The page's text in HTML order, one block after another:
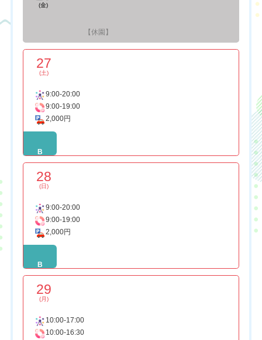
(金)
【休園】
27
(土)
9:00-20:00
9:00-19:00
2,000円
B
28
(日)
9:00-20:00
9:00-19:00
2,000円
B
29
(月)
10:00-17:00
10:00-16:30